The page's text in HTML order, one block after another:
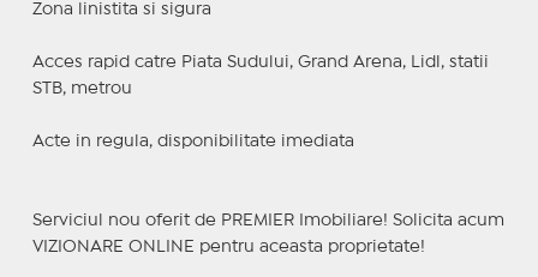
Zona linistita si sigura
Acces rapid catre Piata Sudului, Grand Arena, Lidl, statii
STB, metrou
Acte in regula, disponibilitate imediata
Serviciul nou oferit de PREMIER Imobiliare! Solicita acum
VIZIONARE ONLINE pentru aceasta proprietate!